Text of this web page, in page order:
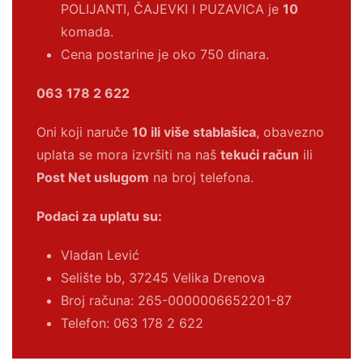
POLIJANTI, ČAJEVKI I PUZAVICA je 10
komada.
Cena postarine je oko 750 dinara.
063 178 2 622
Oni koji naruče 10 ili više stablašica, obavezno
uplata se mora izvršiti na naš tekući račun ili
Post Net uslugom na broj telefona.
Podaci za uplatu su:
Vladan Lević
Selište bb, 37245 Velika Drenova
Broj računa: 265-0000006652201-87
Telefon: 063 178 2 622